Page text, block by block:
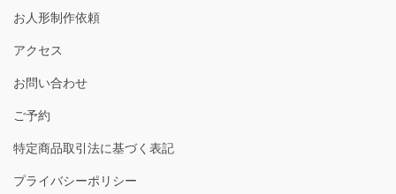
お人形制作依頼
アクセス
お問い合わせ
ご予約
特定商品取引法に基づく表記
プライバシーポリシー